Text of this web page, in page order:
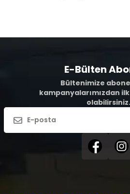
E-Bülten
Bültenimize
kampanyalarımızdan
olabilirsiniz.